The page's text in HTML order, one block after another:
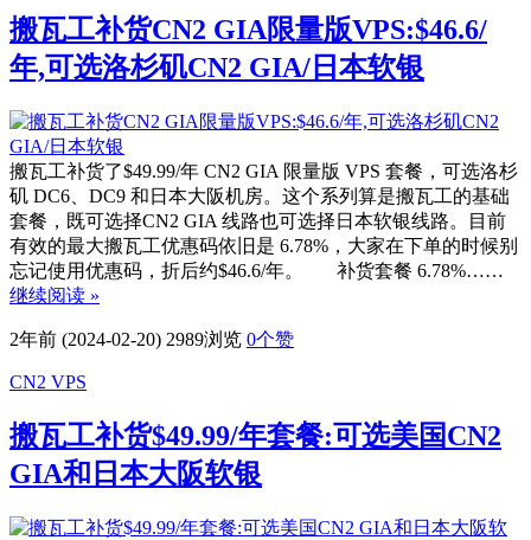
搬瓦工补货CN2 GIA限量版VPS:$46.6/
年,可选洛杉矶CN2 GIA/日本软银
搬瓦工补货了$49.99/年 CN2 GIA 限量版 VPS 套餐，可选洛杉
矶 DC6、DC9 和日本大阪机房。这个系列算是搬瓦工的基础
套餐，既可选择CN2 GIA 线路也可选择日本软银线路。目前
有效的最大搬瓦工优惠码依旧是 6.78%，大家在下单的时候别
忘记使用优惠码，折后约$46.6/年。 补货套餐 6.78%……
继续阅读 »
2年前 (2024-02-20) 2989浏览 0个赞
CN2 VPS
搬瓦工补货$49.99/年套餐:可选美国CN2
GIA和日本大阪软银